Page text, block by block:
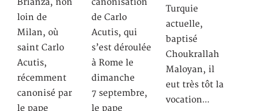
Brianza, non
loin de
Milan, où
saint Carlo
Acutis,
récemment
canonisé par
le pape
canonisation
de Carlo
Acutis, qui
s’est déroulée
à Rome le
dimanche
7 septembre,
le pape
Turquie
actuelle,
baptisé
Choukrallah
Maloyan, il
eut très tôt la
vocation…